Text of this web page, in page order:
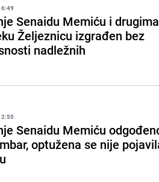
Senaidu Memiću i
Željeznicu izgrađen bez
nadležnih
Senaidu Memiću
optužena se nije